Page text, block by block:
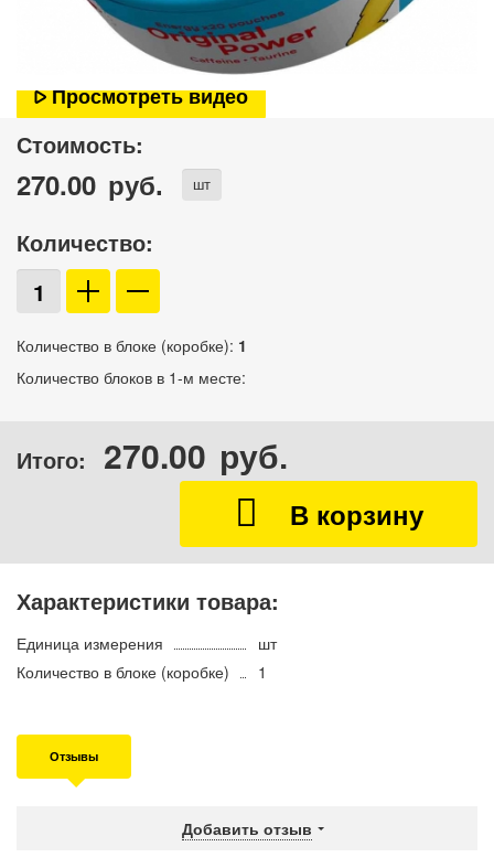
Просмотреть видео
Стоимость:
270.00 руб. шт
Количество:
Количество в блоке (коробке): 1
Количество блоков в 1-м месте:
Итого: 270.00 руб.
Характеристики товара:
Единица измерения
шт
Количество в блоке (коробке)
1
Отзывы
Добавить отзыв